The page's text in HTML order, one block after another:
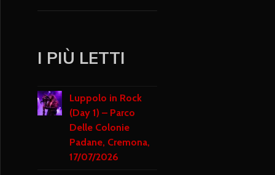
I PIÙ LETTI
Luppolo in Rock
(Day 1) – Parco
Delle Colonie
Padane, Cremona,
17/07/2026